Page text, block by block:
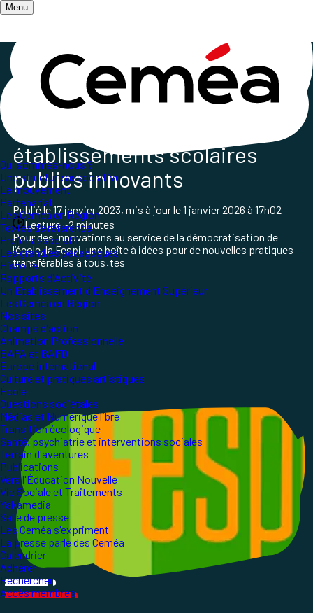
Menu
Qui sommes-nous ?
Une structure associative
Le mouvement
Partenariat
Les Ceméa en Région
Textes de référence
Projet associatif
Les grand.es pédagogues
Histoire
Rapports d'Activité
Un Etablissement d'Enseignement Supérieur
Les Ceméa en Région
Nos sites
Champs d'action
Animation Professionnelle
BAFA et BAFD
Europe international
Culture et pratiques artistiques
École
Questions sociétales
Médias et Numérique libre
Transition écologique
Santé, psychiatrie et interventions sociales
Terrain d'aventures
Publications
Vers l'Éducation Nouvelle
Vie Sociale et Traitements
Yakamedia
Salle de presse
Les Ceméa s'expriment
La presse parle des Ceméa
Calendrier
Adhérer
Rechercher
Accès membres
Accueil/ Qui sommes-nous ? /
Nos partenaires
Partenaire
établissements scolaires
publics innovants
Publié le17 janvier 2023, mis à jour le1 janvier 2026 à 17h02
Lecture ~2 minutes
Pour des innovations au service de la démocratisation de
l’école, la Fespi, une boîte à idées pour de nouvelles pratiques
transférables à tous·tes